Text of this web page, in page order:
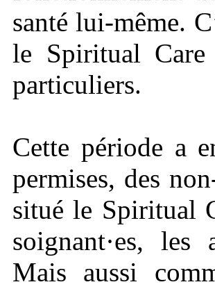
santé lui-même.
le Spiritual
particuliers.
Cette période a
permises, des
situé le Spiritual
soignant·es, les
Mais aussi